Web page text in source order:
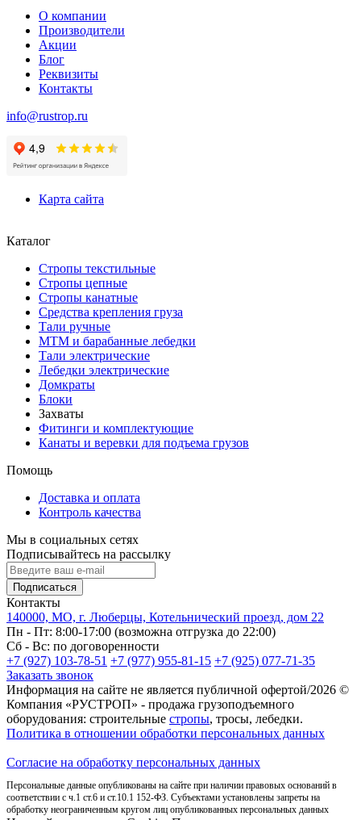
О компании
Производители
Акции
Блог
Реквизиты
Контакты
info@rustrop.ru
Карта сайта
Каталог
Стропы текстильные
Стропы цепные
Стропы канатные
Средства крепления груза
Тали ручные
МТМ и барабанные лебедки
Тали электрические
Лебедки электрические
Домкраты
Блоки
Захваты
Фитинги и комплектующие
Канаты и веревки для подъема грузов
Помощь
Доставка и оплата
Контроль качества
Мы в социальных сетях
Подписывайтесь на рассылку
Подписаться
Контакты
140000, МО, г. Люберцы, Котельнический проезд, дом 22
Пн - Пт: 8:00-17:00 (возможна отгрузка до 22:00)
Сб - Вс: по договоренности
+7 (927) 103-78-51 +7 (977) 955-81-15 +7 (925) 077-71-35
Заказать звонок
Информация на сайте не является публичной офертой/2026 ©
Компания «РУСТРОП» - продажа грузоподъемного
оборудования: строительные стропы, тросы, лебедки.
Политика в отношении обработки персональных данных
Согласие на обработку персональных данных
Персональные данные опубликованы на сайте при наличии правовых оснований в
соответствии с ч.1 ст.6 и ст.10.1 152-ФЗ. Субъектами установлены запреты на
обработку неограниченным кругом лиц опубликованных персональных данных